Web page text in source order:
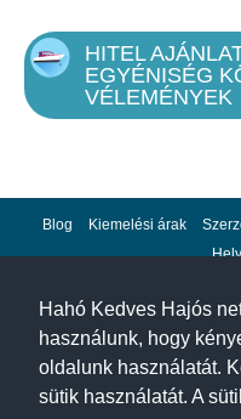
Hahó Kedves Hajós
használunk, hogy
oldalunk használatát.
sütik használatát. A
HITEL
EGYÉNISÉG
VÉLEMÉNYEK
Blog Kiemelési árak
Adatvédelem Impresszum
A hahohajo.hu online